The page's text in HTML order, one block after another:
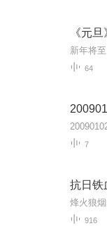
《元
新年将
64
7
916